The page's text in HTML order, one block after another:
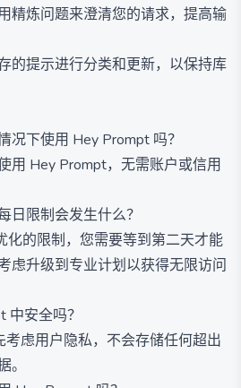
精炼问题来澄清您的请求，提高输
的提示进行分类和更新，以保持库
况下使用 Hey Prompt 吗？
用 Hey Prompt，无需账户或信用
日限制会发生什么？
化的限制，您需要等到第二天才能
虑升级到专业计划以获得无限访问
安全吗？
虑用户隐私，不会存储任何超出
。